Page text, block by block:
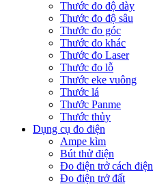
Thước đo độ dày
Thước đo độ sâu
Thước đo góc
Thước đo khác
Thước đo Laser
Thước đo lỗ
Thước eke vuông
Thước lá
Thước Panme
Thước thủy
Dụng cụ đo điện
Ampe kìm
Bút thử điện
Đo điện trở cách điện
Đo điện trở đất